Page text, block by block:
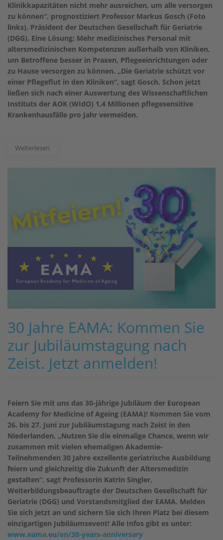
Klinikkapazitäten nicht mehr ausreichen, um alle versorgen
zu können“, prognostiziert Professor Markus Gosch (Foto
links), Präsident der Deutschen Gesellschaft für Geriatrie
(DGG). Eine Lösung: Mehr medizinisches Personal mit
altersmedizinischen Kompetenzen außerhalb von Kliniken,
um Betroffene besser in Praxen, Pflegeeinrichtungen oder
zu Hause versorgen zu können. „Die Geriatrie schützt vor
einer Pflegeflut in den Kliniken“, sagt Gosch. Schon jetzt
ließen sich nach einer Auswertung des Wissenschaftlichen
Instituts der AOK (WIdO) 1,4 Millionen pflegesensitive
Krankenhausfälle pro Jahr vermeiden.
Weiterlesen
30 Jahre EAMA: Kommen Sie
zur Jubiläumstagung nach
Zeist. Jetzt anmelden!
Feiern Sie mit uns das 30-jährige Jubiläum der European
Academy for Medicine of Ageing (EAMA)! Kommen Sie vom
26. bis 27. Juni zur Jubiläumstagung nach Zeist in den
Niederlanden. „Nutzen Sie die einmalige Chance, wenn wir
zusammen mit vielen ehemaligen Akademie-
Teilnehmenden 30 Jahre exzellente geriatrische Ausbildung
feiern und gleichzeitig die Zukunft der Altersmedizin
gestalten“, sagt Professorin Katrin Singler,
Weiterbildungsbeauftragte der Deutschen Gesellschaft für
Geriatrie (DGG) und Vorstandsmitglied der EAMA. Melden
Sie sich jetzt an und sichern Sie sich Ihren Platz bei diesem
einzigartigen Jubiläumsevent! Alle Infos gibt es unter:
www.eama.eu/en/30-years-anniversary